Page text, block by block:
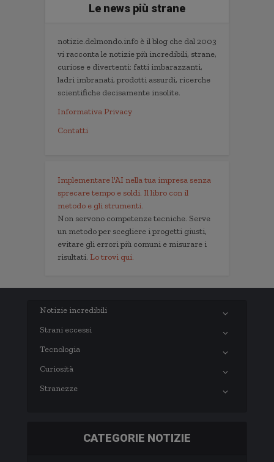
Le news più strane
notizie.delmondo.info è il blog che dal 2003
vi racconta le notizie più incredibili, strane,
curiose e divertenti: fatti imbarazzanti,
ladri imbranati, prodotti assurdi, ricerche
scientifiche decisamente insolite.
Informativa Privacy
Contatti
Implementare l'AI nella tua impresa senza
sprecare tempo e soldi. Il libro con il
metodo e gli strumenti.
Non servono competenze tecniche. Serve
un metodo per scegliere i progetti giusti,
evitare gli errori più comuni e misurare i
risultati. Lo trovi qui.
Notizie incredibili
Strani eccessi
Tecnologia
Curiosità
Stranezze
CATEGORIE NOTIZIE